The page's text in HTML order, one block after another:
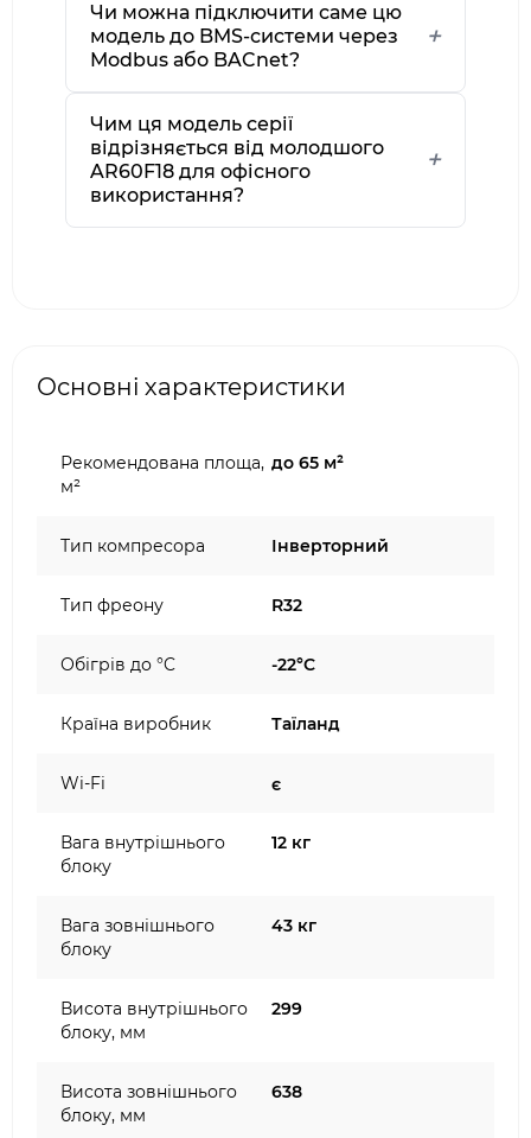
Чи можна підключити саме цю
модель до BMS-системи через
Modbus або BACnet?
Чим ця модель серії
відрізняється від молодшого
AR60F18 для офісного
використання?
Основні характеристики
Рекомендована площа,
м²
до 65 м²
Тип компресора Інверторний
Тип фреону R32
Обігрів до °C -22°C
Країна виробник Таїланд
Wi-Fi є
Вага внутрішнього
блоку
12 кг
Вага зовнішнього
блоку
43 кг
Висота внутрішнього
блоку, мм
299
Висота зовнішнього
блоку, мм
638